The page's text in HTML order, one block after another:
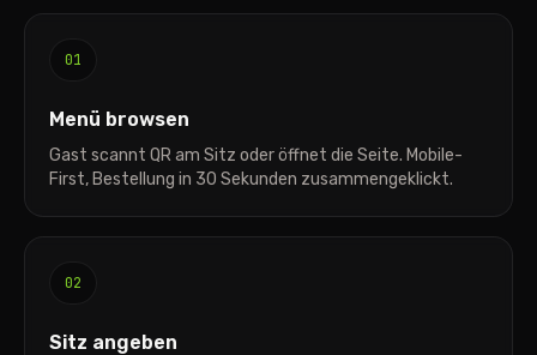
01
Menü browsen
Gast scannt QR am Sitz oder öffnet die Seite. Mobile-
First, Bestellung in 30 Sekunden zusammengeklickt.
02
Sitz angeben